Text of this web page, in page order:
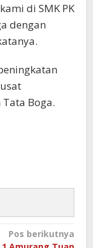
di SMK PK
dengan
Boga.
Pos berikutnya